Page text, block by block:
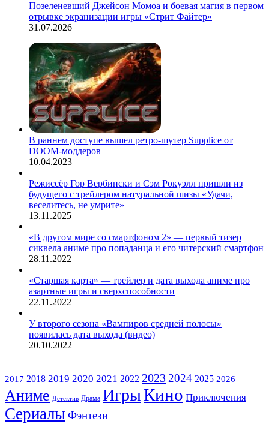
Позеленевший Джейсон Момоа и боевая магия в первом
отрывке экранизации игры «Стрит Файтер»
31.07.2026
В раннем доступе вышел ретро-шутер Supplice от
DOOM-моддеров
10.04.2023
Режиссёр Гор Вербински и Сэм Рокуэлл пришли из
будущего с трейлером натуральной шизы «Удачи,
веселитесь, не умрите»
13.11.2025
«В другом мире со смартфоном 2» — первый тизер
сиквела аниме про попаданца и его читерский смартфон
28.11.2022
«Старшая карта» — трейлер и дата выхода аниме про
азартные игры и сверхспособности
22.11.2022
У второго сезона «Вампиров средней полосы»
появилась дата выхода (видео)
20.10.2022
2017 2018 2019 2020 2021 2022 2023 2024 2025 2026
Аниме Детектив Драма ИгрыКино Приключения
СериалыФэнтези